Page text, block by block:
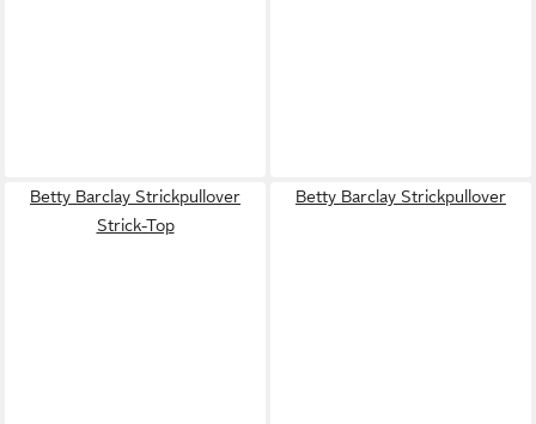
Betty Barclay Strickpullover
Strick-Top
Betty Barclay Strickpullover